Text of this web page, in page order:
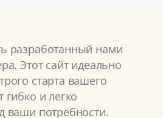
разработанный нами
Этот сайт идеально
старта вашего
и легко
ваши потребности.